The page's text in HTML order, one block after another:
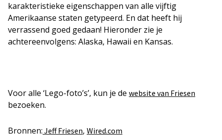
karakteristieke eigenschappen van alle vijftig
Amerikaanse staten getypeerd. En dat heeft hij
verrassend goed gedaan! Hieronder zie je
achtereenvolgens: Alaska, Hawaii en Kansas.
Voor alle ‘Lego-foto’s’, kun je de website van Friesen
bezoeken.
Bronnen: Jeff Friesen, Wired.com